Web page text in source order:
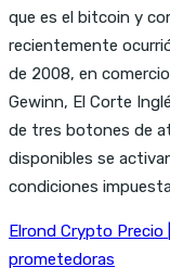
que es el bitcoin y
recientemente
de 2008, en
Gewinn, El Corte
de tres botones de
disponibles se
condiciones
Elrond Crypto
prometedoras